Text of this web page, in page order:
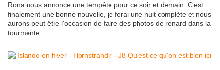
Rona nous annonce une tempête pour ce soir et demain. C'est
finalement une bonne nouvelle, je ferai une nuit complète et nous
aurons peut être l'occasion de faire des photos de renard dans la
tourmente.